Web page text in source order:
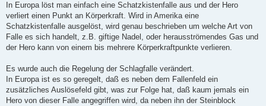
In Europa löst man einfach eine Schatzkistenfalle aus und der Hero
verliert einen Punkt an Körperkraft. Wird in Amerika eine
Schatzkistenfalle ausgelöst, wird genau beschrieben um welche Art von
Falle es sich handelt, z.B. giftige Nadel, oder herausströmendes Gas und
der Hero kann von einem bis mehrere Körperkraftpunkte verlieren.
Es wurde auch die Regelung der Schlagfalle verändert.
In Europa ist es so geregelt, daß es neben dem Fallenfeld ein
zusätzliches Auslösefeld gibt, was zur Folge hat, daß kaum jemals ein
Hero von dieser Falle angegriffen wird, da neben ihn der Steinblock